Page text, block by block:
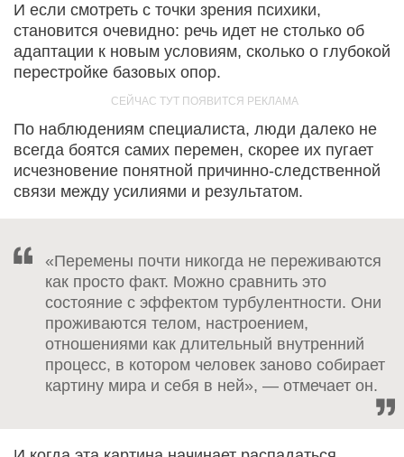
И если смотреть с точки зрения психики,
становится очевидно: речь идет не столько об
адаптации к новым условиям, сколько о глубокой
перестройке базовых опор.
По наблюдениям специалиста, люди далеко не
всегда боятся самих перемен, скорее их пугает
исчезновение понятной причинно-следственной
связи между усилиями и результатом.
«Перемены почти никогда не переживаются
как просто факт. Можно сравнить это
состояние с эффектом турбулентности. Они
проживаются телом, настрое­нием,
отношениями как длительный внутренний
процесс, в котором человек заново собирает
картину мира и себя в ней», — отмечает он.